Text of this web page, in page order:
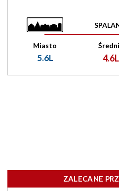
Miasto
5.6L 4.6L
ZALECANE